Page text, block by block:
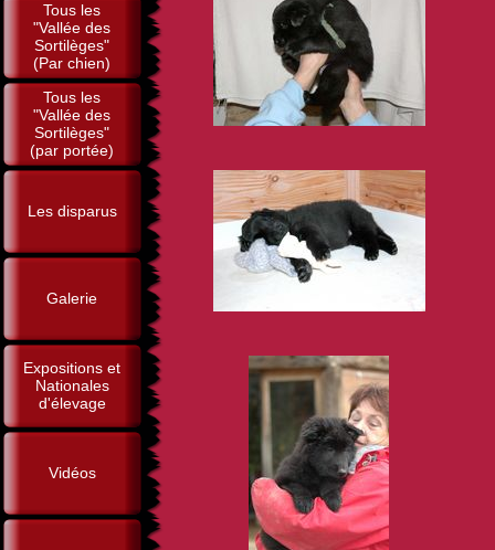
Tous les
"Vallée des
Sortilèges"
(Par chien)
Tous les
"Vallée des
Sortilèges"
(par portée)
Les disparus
Galerie
Expositions et
Nationales
d'élevage
Vidéos